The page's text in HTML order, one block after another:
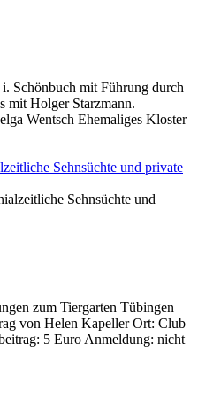
Schönbuch mit Führung durch
mit Holger Starzmann.
Wentsch Ehemaliges Kloster
Sehnsüchte und private
zum Tiergarten Tübingen
von Helen Kapeller Ort: Club
5 Euro Anmeldung: nicht